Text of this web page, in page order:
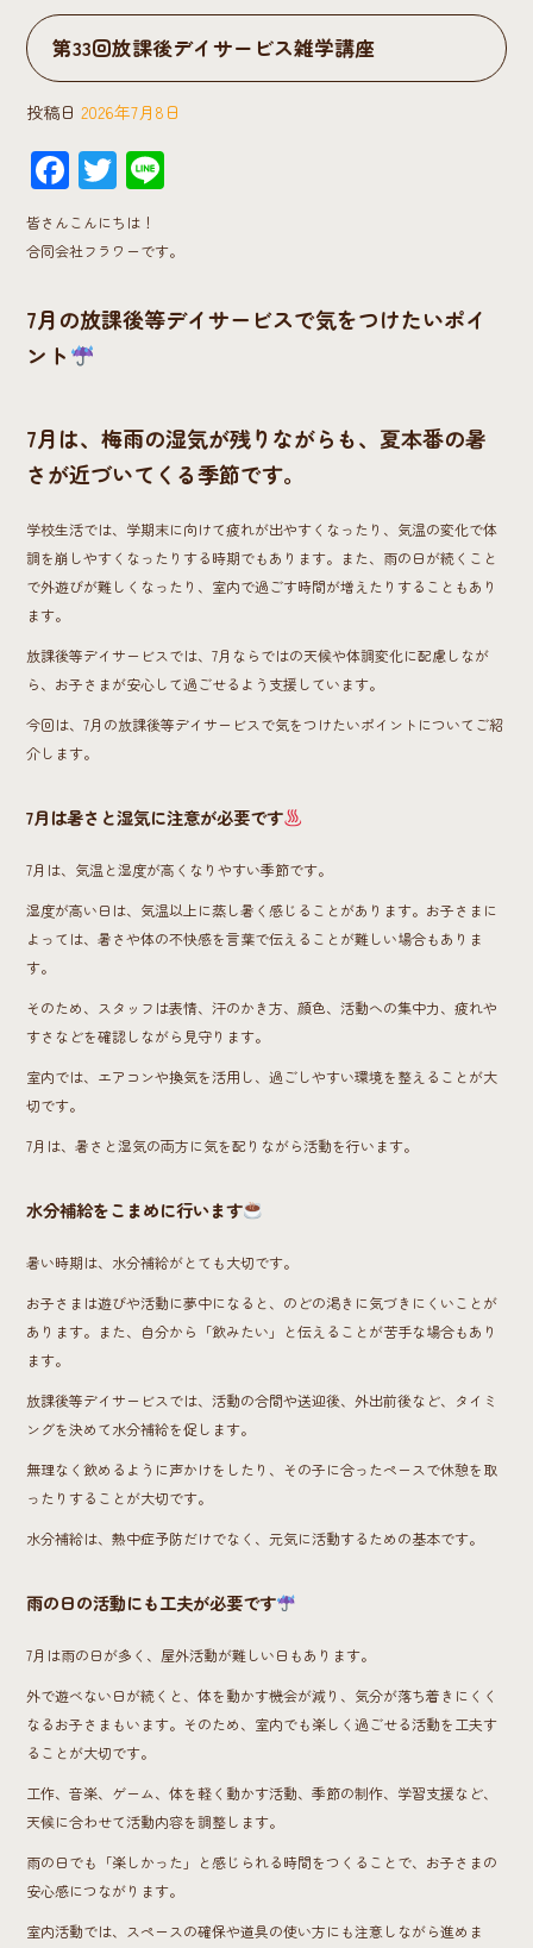
第33回放課後デイサービス雑学講座
投稿日 2026年7月8日
F
ac
e
o
ok
T
wi
tt
皆さんこんにちは！
合同会社フラワーです。
7月の放課後等デイサービスで気をつけたいポイ
ント
7月は、梅雨の湿気が残りながらも、夏本番の暑
さが近づいてくる季節です。
学校生活では、学期末に向けて疲れが出やすくなったり、気温の変化で体
調を崩しやすくなったりする時期でもあります。また、雨の日が続くこと
で外遊びが難しくなったり、室内で過ごす時間が増えたりすることもあり
ます。
放課後等デイサービスでは、7月ならではの天候や体調変化に配慮しなが
ら、お子さまが安心して過ごせるよう支援しています。
今回は、7月の放課後等デイサービスで気をつけたいポイントについてご紹
介します。
7月は暑さと湿気に注意が必要です
7月は、気温と湿度が高くなりやすい季節です。
湿度が高い日は、気温以上に蒸し暑く感じることがあります。お子さまに
よっては、暑さや体の不快感を言葉で伝えることが難しい場合もありま
す。
そのため、スタッフは表情、汗のかき方、顔色、活動への集中力、疲れや
すさなどを確認しながら見守ります。
室内では、エアコンや換気を活用し、過ごしやすい環境を整えることが大
切です。
7月は、暑さと湿気の両方に気を配りながら活動を行います。
水分補給をこまめに行います
暑い時期は、水分補給がとても大切です。
お子さまは遊びや活動に夢中になると、のどの渇きに気づきにくいことが
あります。また、自分から「飲みたい」と伝えることが苦手な場合もあり
ます。
放課後等デイサービスでは、活動の合間や送迎後、外出前後など、タイミ
ングを決めて水分補給を促します。
無理なく飲めるように声かけをしたり、その子に合ったペースで休憩を取
ったりすることが大切です。
水分補給は、熱中症予防だけでなく、元気に活動するための基本です。
雨の日の活動にも工夫が必要です
7月は雨の日が多く、屋外活動が難しい日もあります。
外で遊べない日が続くと、体を動かす機会が減り、気分が落ち着きにくく
なるお子さまもいます。そのため、室内でも楽しく過ごせる活動を工夫す
ることが大切です。
工作、音楽、ゲーム、体を軽く動かす活動、季節の制作、学習支援など、
天候に合わせて活動内容を調整します。
雨の日でも「楽しかった」と感じられる時間をつくることで、お子さまの
安心感につながります。
室内活動では、スペースの確保や道具の使い方にも注意しながら進めま